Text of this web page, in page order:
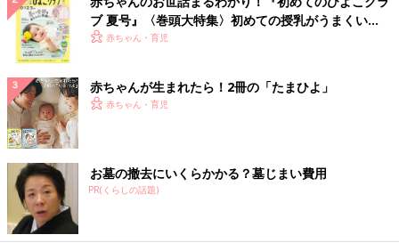
ブ 夏号』〈巻頭大特集〉初めての授乳がうまくい
く！ おっぱい・ミルクの基本と夏のトラブル 解決テ
赤ちゃん・育児
赤ちゃんが生まれたら！2冊の「たまひよ」
赤ちゃん・育児
お墓の撤去にいくらかかる？墓じまい費用
PR(くらしの話題)